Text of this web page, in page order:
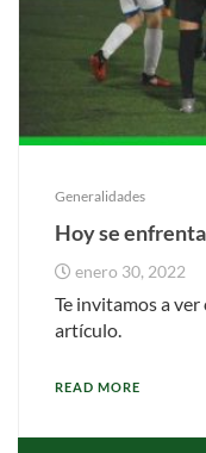
Generalidades
Hoy se
enero 30, 2022
Te invitamos a ver
artículo.
READ MORE